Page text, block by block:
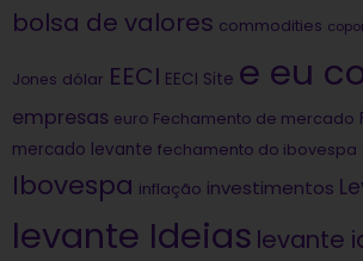
bolsa de valores commodities
Jones dólar EECI EECI Site e eu
empresas euro Fechamento de mercado
mercado levante fechamento do ibovespa
Ibovespa inflação investimentos
levante Ideias levante